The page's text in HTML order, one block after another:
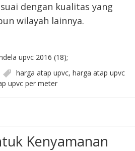
dengan kualitas yang
wilayah lainnya.
upvc 2016 (18);
harga atap upvc, harga atap upvc
upvc per meter
Kenyamanan